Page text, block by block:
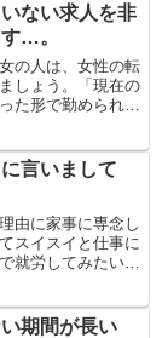
ない求人を非
…。
の人は、女性の転
しょう。「現在の
た形で勤められる
言いまして
由に家事に専念し
スイスイと仕事に
就労してみたい」
期間が長い